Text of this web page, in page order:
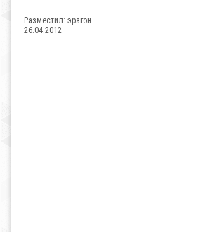
Разместил: эрагон
26.04.2012